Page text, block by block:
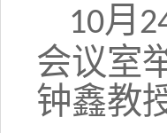
10月
会议室
钟鑫教